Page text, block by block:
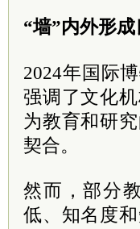
“墙”内外形
2024年国际
强调了文化
为教育和研
契合。
然而，部分
低、知名度